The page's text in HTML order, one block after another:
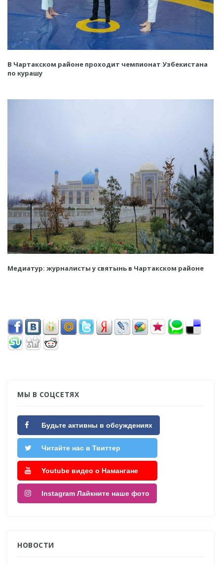
В Чартакском районе проходит чемпионат Узбекистана
по курашу
Медиатур: журналисты у святынь в Чартакском районе
МЫ В СОЦСЕТЯХ
Будьте активны в обсуждениях
Читайте нас в Твиттер
Youtube видео о Намангане
Instagram Лайкните наше фото
НОВОСТИ